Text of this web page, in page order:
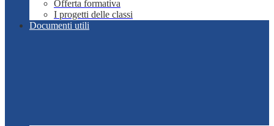
Offerta formativa
I progetti delle classi
Documenti utili